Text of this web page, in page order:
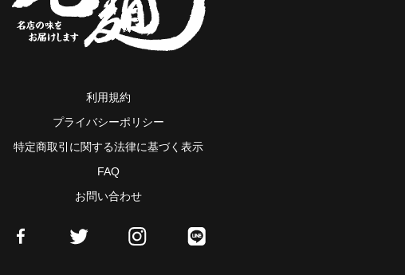
利用規約
プライバシーポリシー
特定商取引に関する法律に基づく表示
FAQ
お問い合わせ